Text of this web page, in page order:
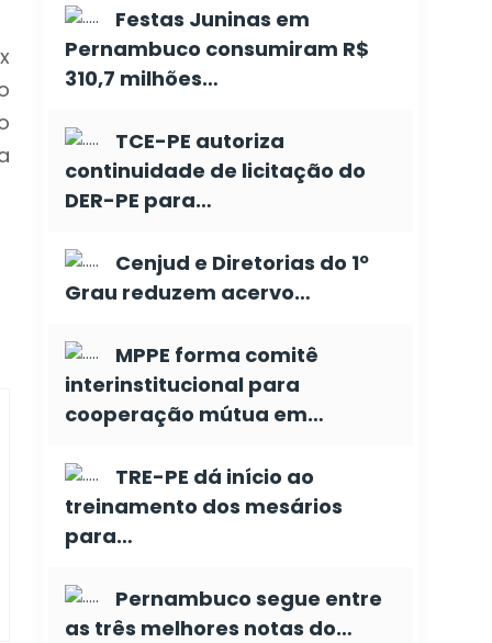
Festas Juninas em
Pernambuco consumiram R$
310,7 milhões…
TCE-PE autoriza
continuidade de licitação do
DER-PE para…
Cenjud e Diretorias do 1º
Grau reduzem acervo…
MPPE forma comitê
interinstitucional para
cooperação mútua em…
TRE-PE dá início ao
treinamento dos mesários
para…
Pernambuco segue entre
as três melhores notas do…